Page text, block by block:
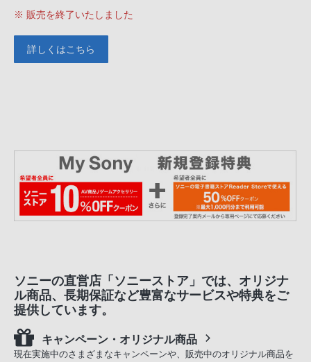
※ 販売を終了いたしました
詳しくはこちら
ソニーの直営店「ソニーストア」では、オリジナ
ル商品、長期保証など豊富なサービスや特典をご
提供しています。
キャンペーン・オリジナル商品
現在実施中のさまざまなキャンペーンや、販売中のオリジナル商品を